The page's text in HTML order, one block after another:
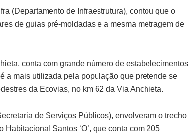
(Departamento de Infraestrutura), contou que o
de guias pré-moldadas e a mesma metragem de
conta com grande número de estabelecimentos
a mais utilizada pela população que pretende se
da Ecovias, no km 62 da Via Anchieta.
de Serviços Públicos), envolveram o trecho
Santos ‘O’, que conta com 205